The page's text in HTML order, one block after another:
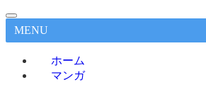
MENU
ホーム
マンガ